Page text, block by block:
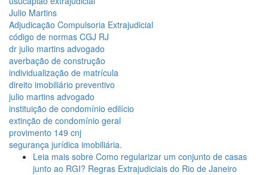
Julio Martins
Adjudicação Compulsoria Extrajudicial
código de normas CGJ RJ
dr julio martins advogado
averbação de construção
individualização de matrícula
direito imobiliário preventivo
julio martins advogado
instituição de condomínio edilício
extinção de condomínio geral
provimento 149 cnj
segurança jurídica imobiliária.
Leia mais sobre Como regularizar um conjunto de casas
junto ao RGI? Regras Extrajudiciais do Rio de Janeiro